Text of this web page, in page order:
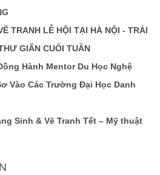
TRANH LỄ HỘI TẠI HÀ NỘI - TRẢI
GIÃN CUỐI TUẦN
Hành Mentor Du Học Nghệ
Vào Các Trường Đại Học Danh
Sinh & Vẽ Tranh Tết – Mỹ thuật